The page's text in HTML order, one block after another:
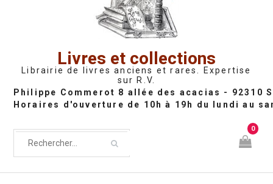
Livres et collections
Librairie de livres anciens et rares. Expertise
sur R.V.
0